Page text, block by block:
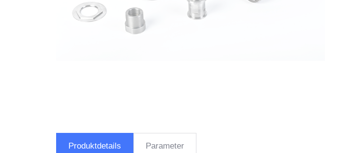
Produktdetails Parameter